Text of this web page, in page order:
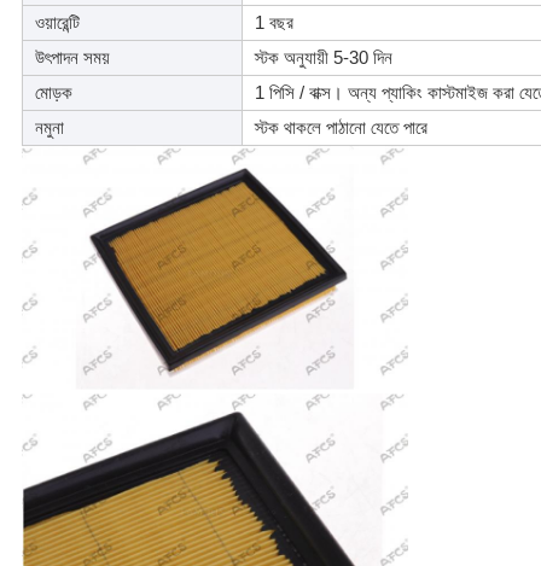
ওয়ারেন্টি
1 বছর
উৎপাদন সময়
স্টক অনুযায়ী 5-30 দিন
মোড়ক
1 পিসি / বাক্স। অন্য প্যাকিং কাস্টমাইজ করা
নমুনা
স্টক থাকলে পাঠানো যেতে পারে